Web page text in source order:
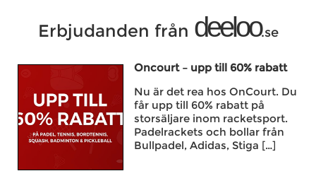
Erbjudanden från deeloo.se
Oncourt – upp till 60% rabatt
Nu är det rea hos OnCourt. Du
får upp till 60% rabatt på
storsäljare inom racketsport.
Padelrackets och bollar från
Bullpadel, Adidas, Stiga […]